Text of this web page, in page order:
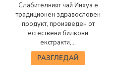
Слабителният чай Инхуа е
традиционен здравословен
продукт, произведен от
естествени билкови
екстракти,...
РАЗГЛЕДАЙ